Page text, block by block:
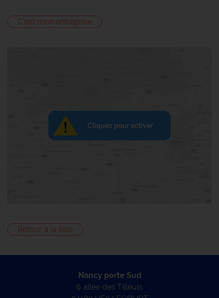
C'est mon entreprise
Cliquez pour activer
Retour à la liste
Nancy porte Sud
6 allée des Tilleuls